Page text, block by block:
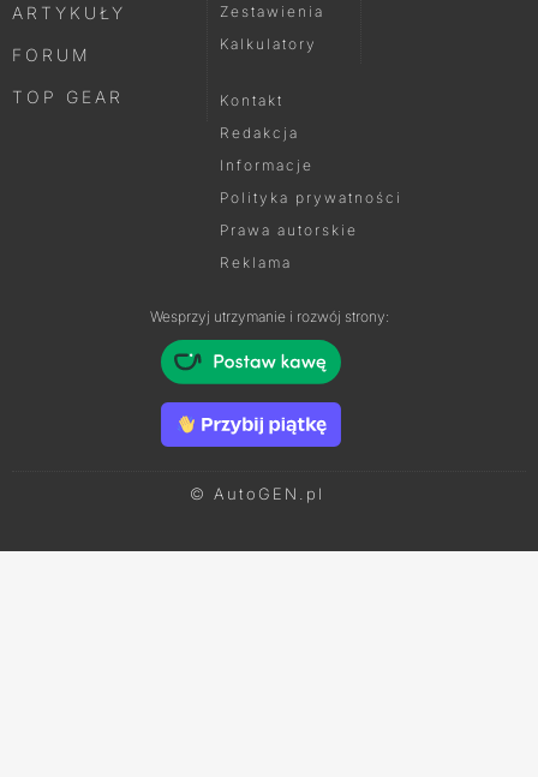
ARTYKUŁY
FORUM
TOP GEAR
Zestawienia
Kalkulatory
Kontakt
Redakcja
Informacje
Polityka prywatności
Prawa autorskie
Reklama
Wesprzyj utrzymanie i rozwój strony:
© AutoGEN.pl